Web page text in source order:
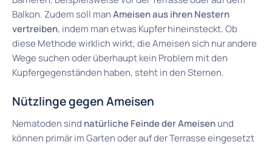
Balkon. Zudem soll manAmeisen aus ihren Nestern
vertreiben, indem man etwas Kupfer hineinsteckt. Ob
diese Methode wirklich wirkt, die Ameisen sich nur andere
Wege suchen oder überhaupt kein Problem mit den
Kupfergegenständen haben, steht in den Sternen.
Nützlinge gegen Ameisen
Nematoden sind natürliche Feinde der Ameisenund
können primär im Garten oder auf der Terrasse eingesetzt